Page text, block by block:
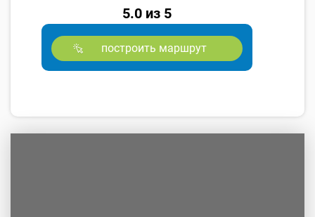
5.0 из 5
построить маршрут